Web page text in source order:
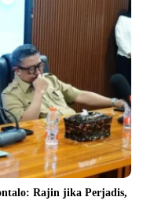
Rajin jika Perjadis,